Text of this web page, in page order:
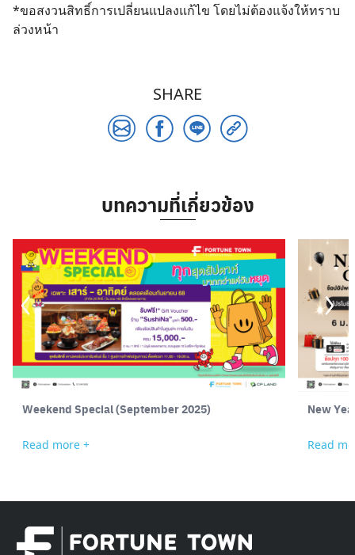
*ขอสงวนสิทธิ์การเปลี่ยนแปลงแก้ไข โดยไม่ต้องแจ้งให้ทราบ
ล่วงหน้า
SHARE
บทความที่เกี่ยวข้อง
Weekend Special (September 2025)
Read more +
New
Read